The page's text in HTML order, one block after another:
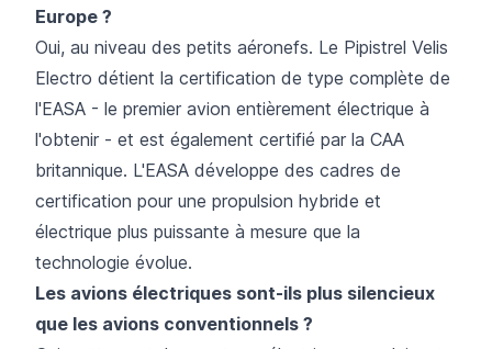
Europe ?
Oui, au niveau des petits aéronefs. Le Pipistrel Velis
Electro détient la certification de type complète de
l'EASA - le premier avion entièrement électrique à
l'obtenir - et est également certifié par la CAA
britannique. L'EASA développe des cadres de
certification pour une propulsion hybride et
électrique plus puissante à mesure que la
technologie évolue.
Les avions électriques sont-ils plus silencieux
que les avions conventionnels ?